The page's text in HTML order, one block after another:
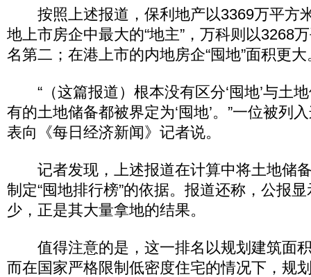
按照上述报道，保利地产以3369万平方
地上市房企中最大的“地主”，万科则以3268
名第二；在港上市的内地房企“囤地”面积更大
“（这篇报道）根本没有区分‘囤地’与土
有的土地储备都被界定为‘囤地’。”一位被列
表向《每日经济新闻》记者说。
记者发现，上述报道在计算中将土地储
制定“囤地排行榜”的依据。报道还称，公报
少，正是其大量拿地的结果。
值得注意的是，这一排名以规划建筑面
而在国家严格限制低密度住宅的情况下，规